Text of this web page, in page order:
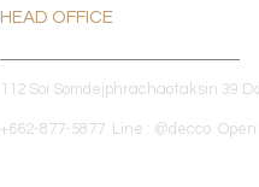
HEAD OFFICE
112 Soi Somdejphrachaotaksin 39
+662-877-5877 Line : @decco Open